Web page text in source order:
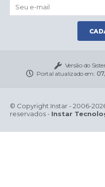
Versão do
Portal atualizado em:
© Copyright Instar - 2006-
reservados - Instar